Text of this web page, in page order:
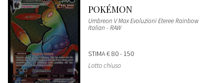
POKÉMON
Umbreon V Max Evoluzioni Eteree Rainbow
Italian - RAW
STIMA€ 80 - 150
Lotto chiuso